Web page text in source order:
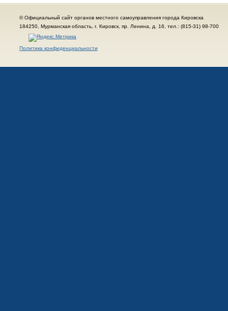
© Официальный сайт органов местного самоуправления города Кировска
184250, Мурманская область, г. Кировск, пр. Ленина, д. 16, тел.: (815-31) 98-700
Политика конфиденциальности